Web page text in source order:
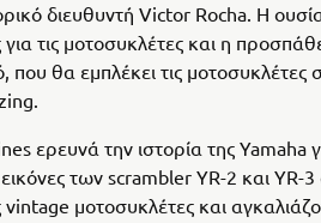
διευθυντή Victor Rocha. Η
τις μοτοσυκλέτες και η
που θα εμπλέκει τις
ερευνά την ιστορία της Yamaha
των scrambler YR-2 και YR-
vintage μοτοσυκλέτες και